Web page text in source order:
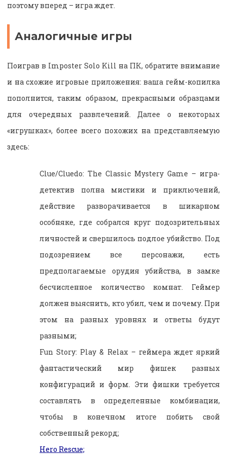
поэтому вперед – игра ждет.
Аналогичные игры
Поиграв в Imposter Solo Kill на ПК, обратите внимание
и на схожие игровые приложения: ваша гейм-копилка
пополнится, таким образом, прекрасными образцами
для очередных развлечений. Далее о некоторых
«игрушках», более всего похожих на представляемую
здесь:
Clue/Cluedo: The Classic Mystery Game – игра-
детектив полна мистики и приключений,
действие разворачивается в шикарном
особняке, где собрался круг подозрительных
личностей и свершилось подлое убийство. Под
подозрением все персонажи, есть
предполагаемые орудия убийства, в замке
бесчисленное количество комнат. Геймер
должен выяснить, кто убил, чем и почему. При
этом на разных уровнях и ответы будут
разными;
Fun Story: Play & Relax – геймера ждет яркий
фантастический мир фишек разных
конфигураций и форм. Эти фишки требуется
составлять в определенные комбинации,
чтобы в конечном итоге побить свой
собственный рекорд;
Hero Rescue;